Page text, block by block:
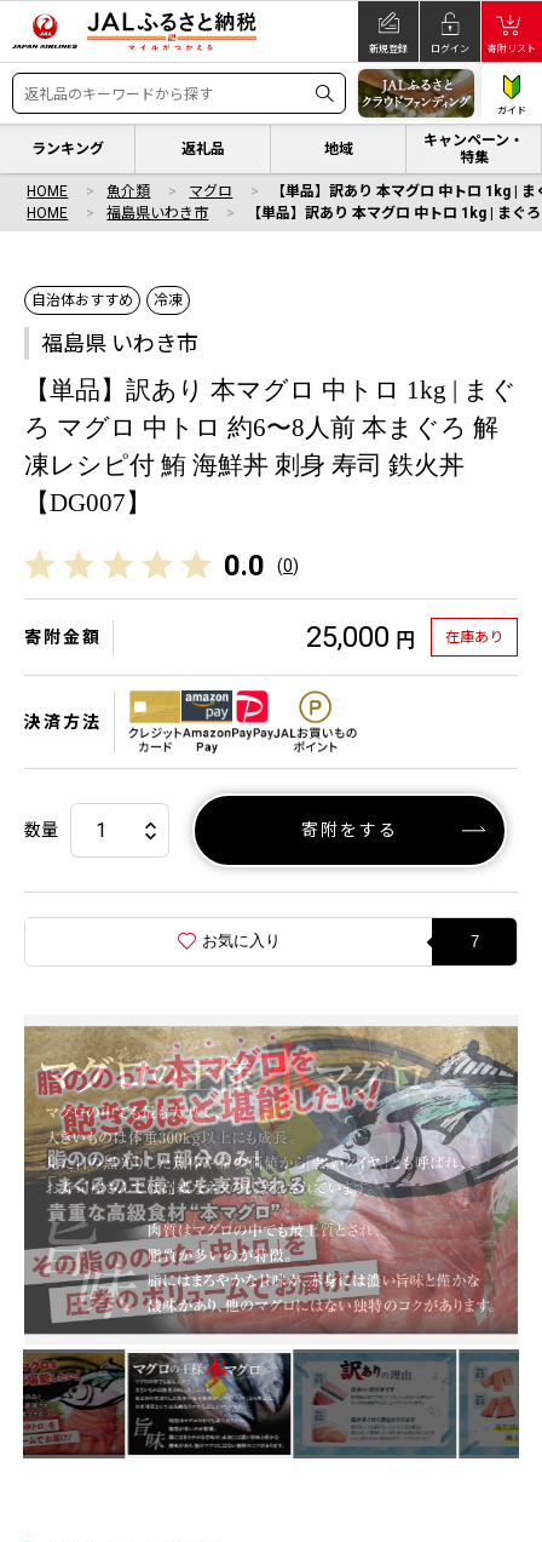
新規登録 ログイン 寄附リスト
ガイド
ランキング 返礼品 地域
キャンペーン・
特集
HOME 魚介類 マグロ
【単品】訳あり 本マグロ 中トロ 1kg |
HOME
福島県いわき市 【単品】訳あり 本マグロ 中トロ 1kg | まぐ
自治体おすすめ 冷凍
福島県 いわき市
【単品】訳あり 本マグロ 中トロ 1kg | まぐ
ろ マグロ 中トロ 約6〜8人前 本まぐろ 解
凍レシピ付 鮪 海鮮丼 刺身 寿司 鉄火丼
【DG007】
0.0 (0)
寄附金額 25,000 円 在庫あり
決済方法
数量 寄附をする
お気に入り 7